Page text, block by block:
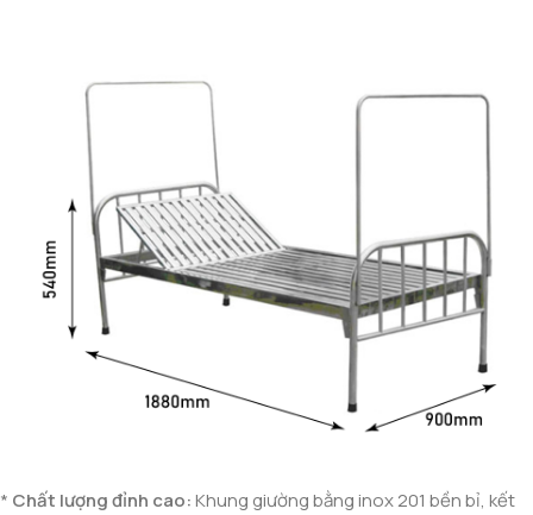
* Chất lượng đỉnh cao:Khung giường bằng inox 201 bền bỉ, kết